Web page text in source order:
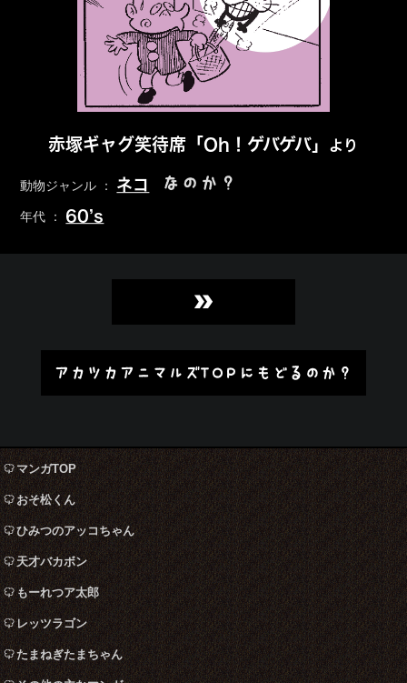
赤塚ギャグ笑待席「Oh！ゲバゲバ」 より
動物ジャンル ： ネコ なのか？
年代 ： 60’s
»
アカツカアニマルズTOPにもどるのか？
マンガTOP
おそ松くん
ひみつのアッコちゃん
天才バカボン
もーれつア太郎
レッツラゴン
たまねぎたまちゃん